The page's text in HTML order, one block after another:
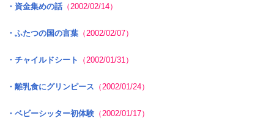
・資金集めの話（2002/02/14）
・ふたつの国の言葉（2002/02/07）
・チャイルドシート （2002/01/31）
・離乳食にグリンピース （2002/01/24）
・ベビーシッター初体験（2002/01/17）